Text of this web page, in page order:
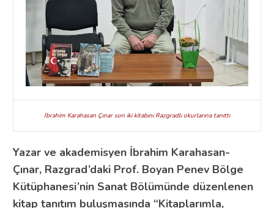
İbrahim Karahasan Çınar son iki kitabını Razgradlı okurlarına tanıttı
Yazar ve akademisyen İbrahim Karahasan-
Çınar, Razgrad’daki Prof. Boyan Penev Bölge
Kütüphanesi’nin Sanat Bölümünde düzenlenen
kitap tanıtım buluşmasında “Kitaplarımla,